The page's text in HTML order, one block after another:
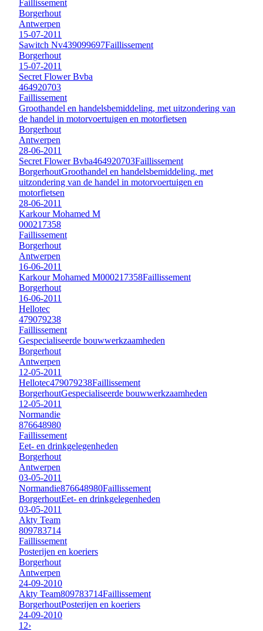
Faillissement
Borgerhout
Antwerpen
15-07-2011
Sawitch Nv439099697Faillissement
Borgerhout
15-07-2011
Secret Flower Bvba
464920703
Faillissement
Groothandel en handelsbemiddeling, met uitzondering van
de handel in motorvoertuigen en motorfietsen
Borgerhout
Antwerpen
28-06-2011
Secret Flower Bvba464920703Faillissement
BorgerhoutGroothandel en handelsbemiddeling, met
uitzondering van de handel in motorvoertuigen en
motorfietsen
28-06-2011
Karkour Mohamed M
000217358
Faillissement
Borgerhout
Antwerpen
16-06-2011
Karkour Mohamed M000217358Faillissement
Borgerhout
16-06-2011
Hellotec
479079238
Faillissement
Gespecialiseerde bouwwerkzaamheden
Borgerhout
Antwerpen
12-05-2011
Hellotec479079238Faillissement
BorgerhoutGespecialiseerde bouwwerkzaamheden
12-05-2011
Normandie
876648980
Faillissement
Eet- en drinkgelegenheden
Borgerhout
Antwerpen
03-05-2011
Normandie876648980Faillissement
BorgerhoutEet- en drinkgelegenheden
03-05-2011
Akty Team
809783714
Faillissement
Posterijen en koeriers
Borgerhout
Antwerpen
24-09-2010
Akty Team809783714Faillissement
BorgerhoutPosterijen en koeriers
24-09-2010
1 2›